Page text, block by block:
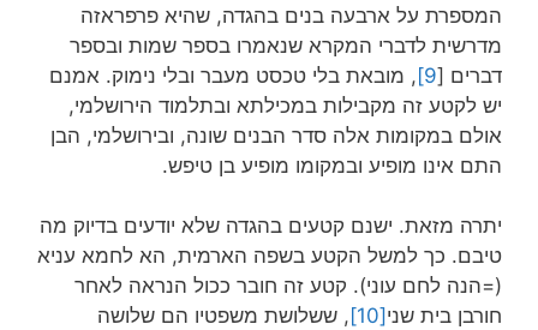
המספרת על ארבעה בנים בהגדה, שהיא פרפראזה
מדרשית לדברי המקרא שנאמרו בספר שמות ובספר
דברים [9] , מובאת בלי טכסט מעבר ובלי נימוק. אמנם
יש לקטע זה מקבילות במכילתא ובתלמוד הירושלמי,
אולם במקומות אלה סדר הבנים שונה, ובירושלמי, הבן
התם אינו מופיע ובמקומו מופיע בן טיפש.
יתרה מזאת. ישנם קטעים בהגדה שלא יודעים בדיוק מה
טיבם. כך למשל הקטע בשפה הארמית, הא לחמא עניא
(=הנה לחם עוני). קטע זה חובר ככול הנראה לאחר
חורבן בית שני [10]
, ששלושת משפטיו הם שלושה